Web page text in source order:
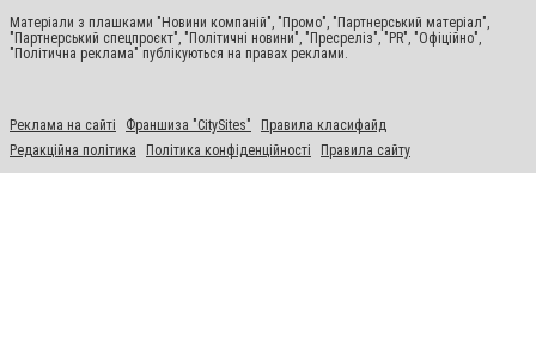
Матеріали з плашками "Новини компаній", "Промо", "Партнерський матеріал",
"Партнерський спецпроєкт", "Політичні новини", "Пресреліз", "PR", "Офіційно",
"Політична реклама" публікуються на правах реклами.
Реклама на сайті Франшиза "CitySites"
Правила класифайд
Редакційна політика
Політика конфіденційності Правила сайту